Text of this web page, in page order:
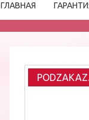
ГЛАВНАЯ